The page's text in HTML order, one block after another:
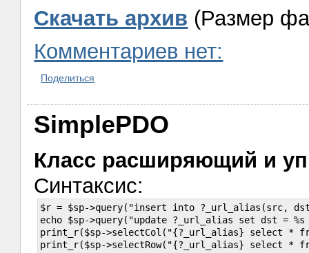
Скачать архив (Размер
Комментариев нет:
Поделиться
SimplePDO
Класс расширяющий и
Синтаксис:
$r = $sp->query("insert into ?_url_alias(src,
echo $sp->query("update ?_url_alias set dst =
print_r($sp->selectCol("{?_url_alias} select *
print_r($sp->selectRow("{?_url_alias} select *